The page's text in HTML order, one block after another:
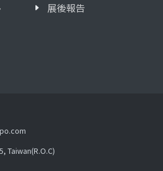
展後報告
Taiwan(R.O.C)